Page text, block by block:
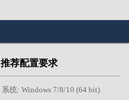
推荐配置要求
系统: Windows 7/8/10 (64 bit)